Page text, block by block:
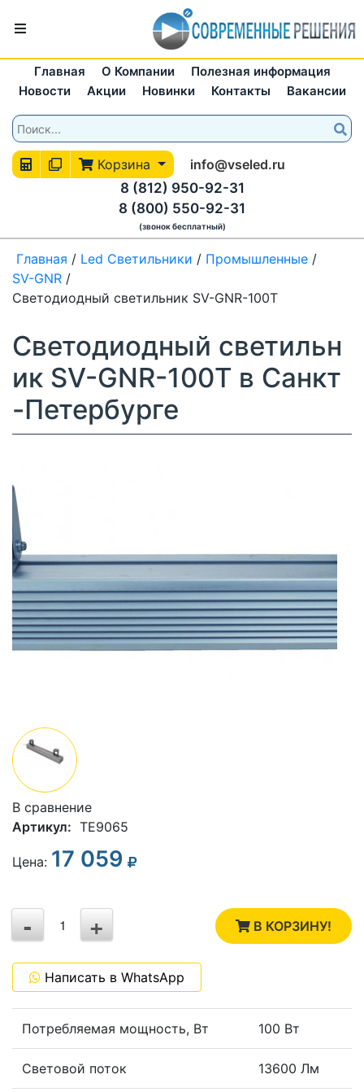
Главная О Компании
Полезная информация
Новости
Акции Новинки Контакты Вакансии
Корзина
info@vseled.ru
8 (812) 950-92-31
8 (800) 550-92-31
(звонок бесплатный)
Главная / Led Светильники / Промышленные /
SV-GNR /
Светодиодный светильник SV-GNR-100T
Светодиодный светильн
ик SV-GNR-100T в Санкт
-Петербурге
В сравнение
Артикул: TE9065
Цена: 17 059
3
1
-1
+
- В КОРЗИНУ!
Написать в WhatsApp
Потребляемая мощность, Вт 100 Вт
Световой поток 13600 Лм